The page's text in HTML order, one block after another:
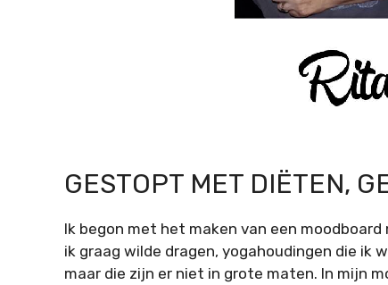
GESTOPT MET DIËTEN,
Ik begon met het maken van een
ik graag wilde dragen, yogahoudingen die ik
maar die zijn er niet in grote maten. In mijn